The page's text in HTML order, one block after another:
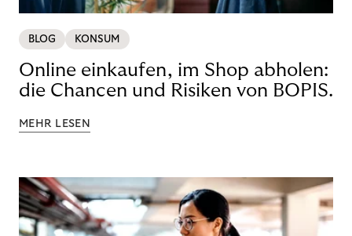
BLOG KONSUM
Online einkaufen, im Shop abholen:
die Chancen und Risiken von BOPIS.
MEHR LESEN